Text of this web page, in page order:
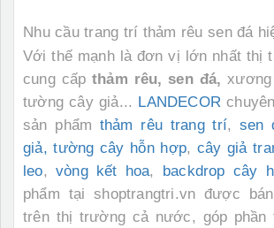
Nhu cầu trang trí thảm rêu sen đá
Với thế mạnh là đơn vị lớn nhất thị
cung cấpthảm rêu, sen đá,
tường cây giả... LANDECOR
sản phẩm thảm rêu trang trí, sen
giả, tường cây hỗn hợp, cây giả
leo,vòng kết hoa, backdrop cây
phẩm tại shoptrangtri.vn được
trên thị trường cả nước, góp phần